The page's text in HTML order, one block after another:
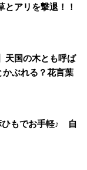
アリを撃退！！
天国の木とも呼ば
ぶれる？花言葉
もでお手軽♪ 自